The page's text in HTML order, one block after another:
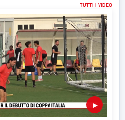
TUTTI I VIDEO
▶